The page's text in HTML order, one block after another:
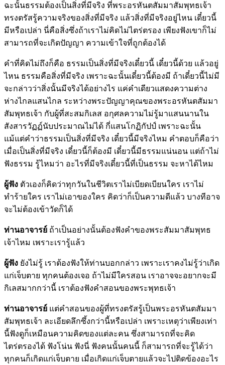
ฉะนั้นธรรมต้องเป็นสิ่งที่มีจริง ที่พระอรหันตสัมมาสัมพุทธเจ้า
ทรงตรัสรู้ความจริงของสิ่งที่มีจริง แล้วสิ่งที่มีจริงอยู่ไหน เดี๋ยวนี้
มีหรือเปล่า นี่คือสิ่งซึ่งถ้าเราไม่คิดไม่ไตร่ตรอง เพียงฟังเขาก็ไม่
สามารถที่จะเกิดปัญญา ความเข้าใจที่ถูกต้องได้
คำที่คิดไม่ถึงก็คือ ธรรมเป็นสิ่งที่มีจริงเดี๋ยวนี้ เดี๋ยวนี้ด้วย แล้วอยู่
ไหน ธรรมคือสิ่งที่มีจริง เพราะฉะนั้นเดี๋ยวนี้ต้องมี ถ้าเดี๋ยวนี้ไม่มี
จะกล่าวว่าสิ่งนั้นมีจริงได้อย่างไร แค่คำเดียวแสดงความต่าง
ห่างไกลแสนไกล ระหว่างพระปัญญาคุณของพระอรหันตสัมมา
สัมพุทธเจ้า กับผู้ที่สะสมกิเลส อกุศลความไม่รู้มาแสนนานใน
สังสารวัฏฏ์นับประมาณไม่ได้ กี่แสนโกฏิกัปป์ เพราะฉะนั้น
แม้แต่คำว่าธรรมเป็นสิ่งที่มีจริง เดี๋ยวนี้มีจริงไหม คำตอบก็คือว่า
เมื่อเป็นสิ่งที่มีจริง เดี๋ยวนี้ก็ต้องมี เดี๋ยวนี้มีธรรมแน่นอน แต่ถ้าไม่
ฟังธรรม รู้ไหมว่า อะไรที่มีจริงเดี๋ยวนี้ที่เป็นธรรม จะหาได้ไหม
ผู้ฟัง ตัวเองก็คิดว่าทุกวันในชีวิตเราไม่เบียดเบียนใคร เราไม่
ทำร้ายใคร เราไม่เอาของใคร คิดว่าก็เป็นความดีแล้ว บางทีอาจ
จะไม่ต้องเข้าวัดก็ได้
ท่านอาจารย์ ถ้าเป็นอย่างนั้นต้องฟังคำของพระสัมมาสัมพุทธ
เจ้าไหม เพราะเรารู้แล้ว
ผู้ฟัง ยังไม่รู้ เราต้องฟังให้ท่านบอกกล่าว เพราะเราคงไม่รู้ว่าเกิด
แก่เจ็บตาย ทุกคนต้องเจอ ถ้าไม่มีใครสอน เราอาจจะอยากจะมี
กิเลสมากกว่านี้ เราต้องฟังคำสอนของพระพุทธเจ้า
ท่านอาจารย์ แต่คำสอนของผู้ที่ทรงตรัสรู้เป็นพระอรหันตสัมมา
สัมพุทธเจ้า ละเอียดลึกซึ้งกว่านี้หรือเปล่า เพราะเหตุว่าเพียงเท่า
นี้ฟังดูก็เหมือนความคิดของแต่ละคน ซึ่งสามารถที่จะคิด
ไตร่ตรองได้ ฟังโน่น ฟังนี่ ฟังคนนั้นคนนี้ ก็สามารถที่จะรู้ได้ว่า
ทุกคนก็เกิดแก่เจ็บตาย เมื่อเกิดแก่เจ็บตายแล้วจะไปติดข้องอะไร